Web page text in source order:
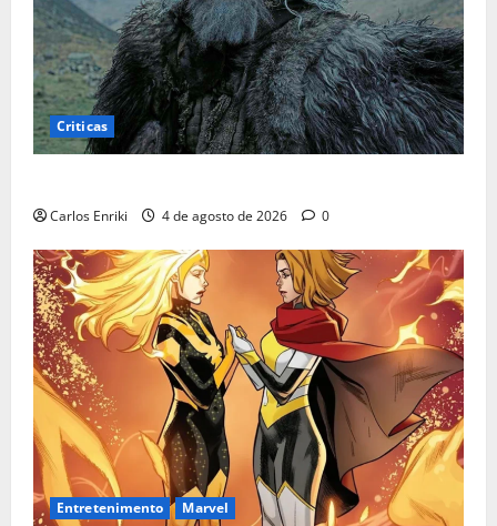
Criticas
Carlos Enriki 4 de agosto de 2026 0
Entretenimento Marvel